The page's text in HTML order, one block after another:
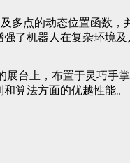
多点的动态位置函数
了机器人在复杂环境及
展台上，布置于灵巧手
算法方面的优越性能。